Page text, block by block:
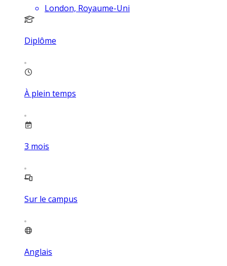
London, Royaume-Uni
Diplôme
À plein temps
3 mois
Sur le campus
Anglais